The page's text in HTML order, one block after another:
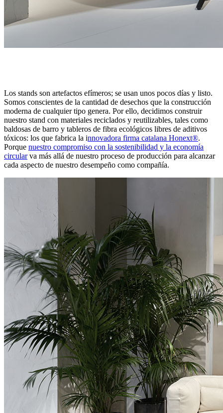
Los stands son artefactos efímeros; se usan unos pocos días y listo.
Somos conscientes de la cantidad de desechos que la construcción
moderna de cualquier tipo genera. Por ello, decidimos construir
nuestro stand con materiales reciclados y reutilizables, tales como
baldosas de barro y tableros de fibra ecológicos libres de aditivos
tóxicos: los que fabrica la innovadora firma catalana Honext®.
Porque nuestro compromiso con la sostenibilidad y la economía
circularva más allá de nuestro proceso de producción para alcanzar
cada aspecto de nuestro desempeño como compañía.